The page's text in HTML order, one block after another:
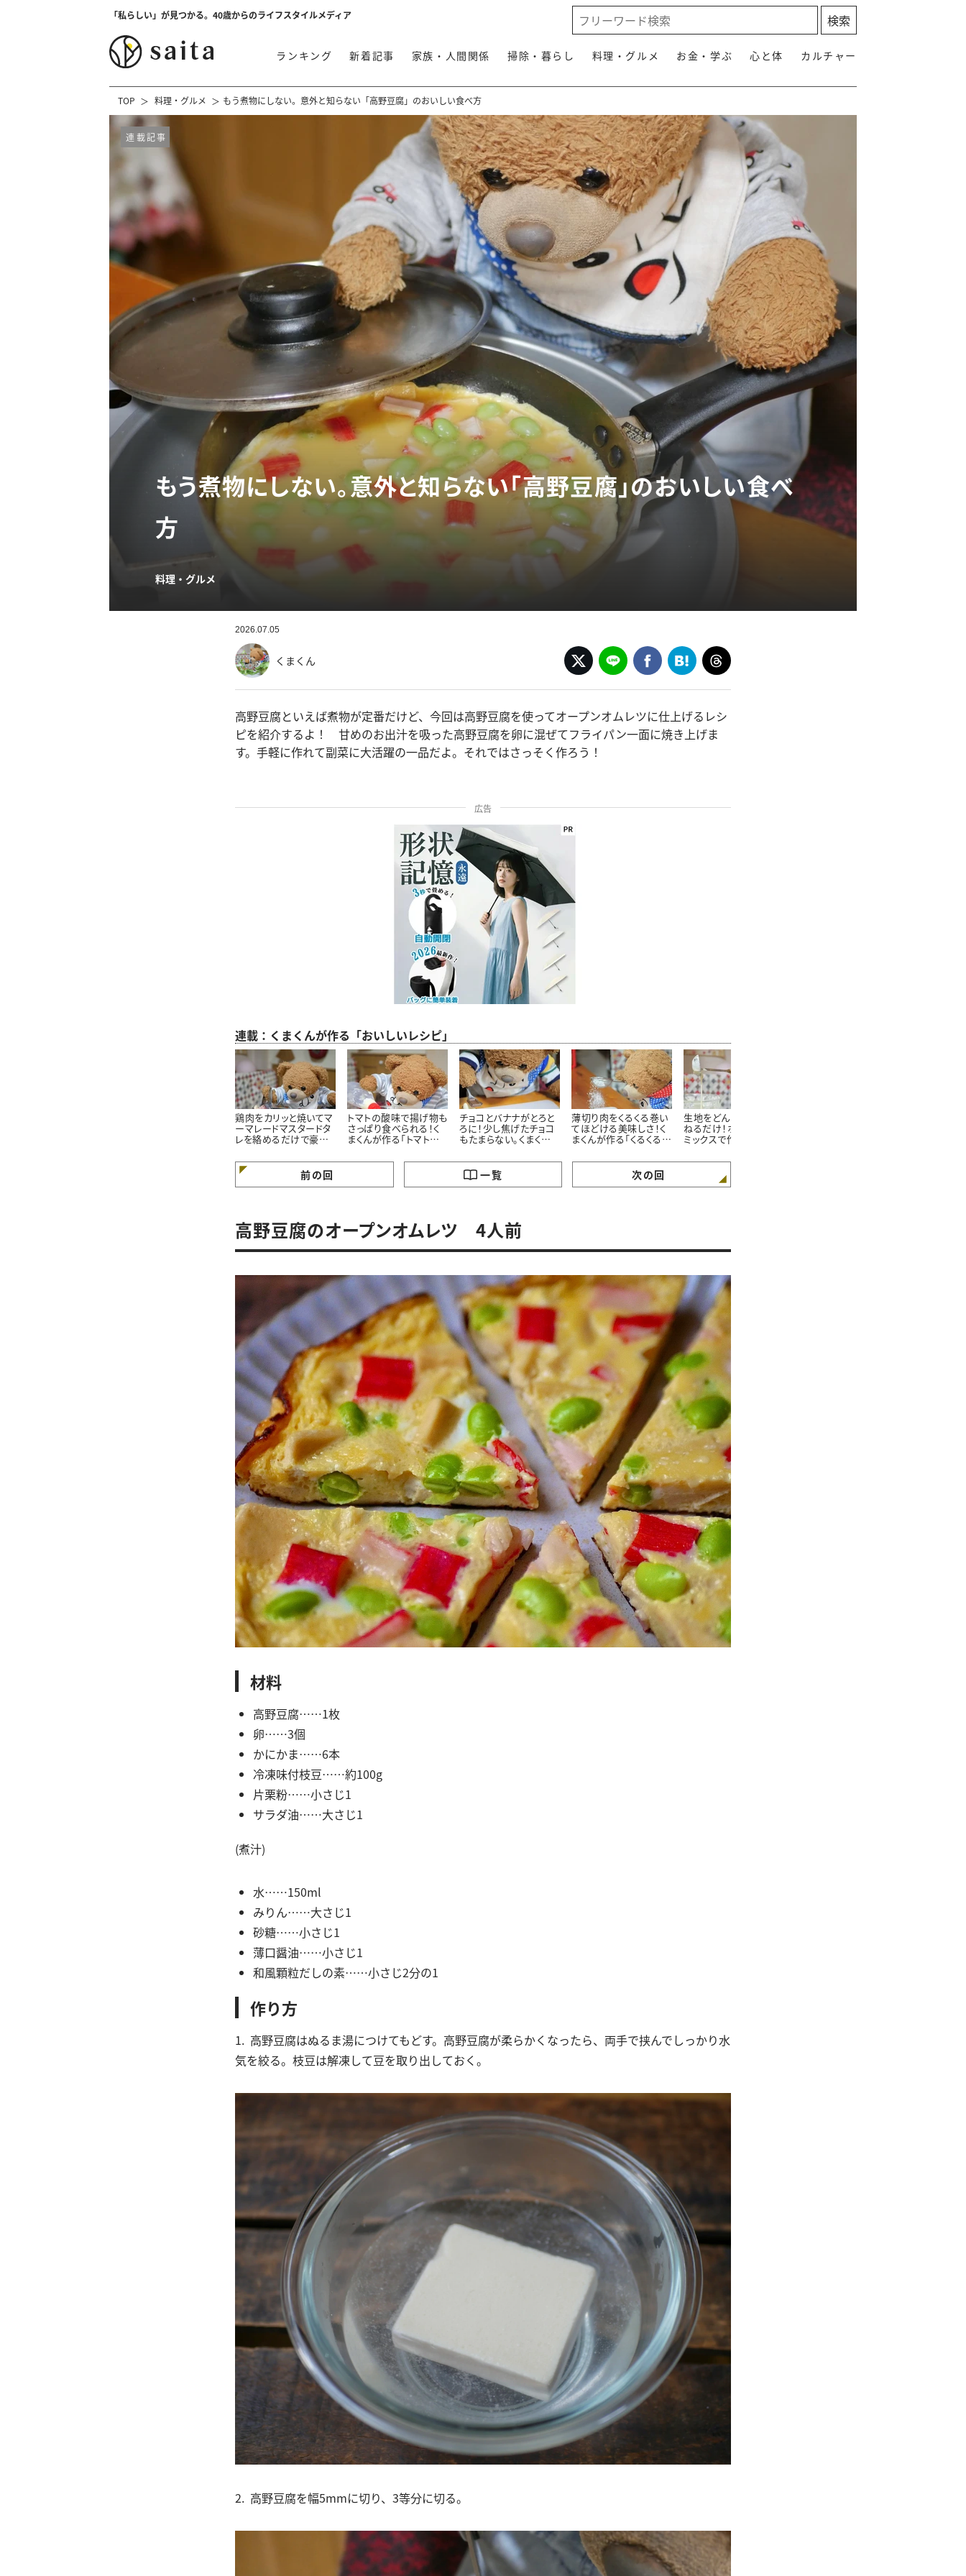
「私らしい」が見つかる。40歳からのライフスタイルメディア
ランキング 新着記事 家族・人間関係 掃除・暮らし 料理・グルメ お金・学ぶ 心と体 カルチャー
TOP 料理・グルメ もう煮物にしない。意外と知らない「高野豆腐」のおいしい食べ方
連載記事
もう煮物にしない。意外と知らない「高野豆腐」のおいしい食べ
方
料理・グルメ
2026.07.05
くまくん
高野豆腐といえば煮物が定番だけど、今回は高野豆腐を使ってオープンオムレツに仕上げるレシ
ピを紹介するよ！ 甘めのお出汁を吸った高野豆腐を卵に混ぜてフライパン一面に焼き上げま
す。手軽に作れて副菜に大活躍の一品だよ。それではさっそく作ろう！
広告
連載：くまくんが作る「おいしいレシピ」
鶏肉をカリッと焼いてマ
ーマレードマスタードタ
レを絡めるだけで豪華
る簡単鶏肉のマーマレ
ードマスタード焼きレシ
トマトの酸味で揚げ物も
さっぱり食べられる！く
まくんが作る「トマトタル
チョコとバナナがとろと
ろに！少し焦げたチョコ
もたまらない。くまくん
ナ」レシピ
薄切り肉をくるくる巻い
てほどける美味しさ！く
まくんが作る「くるくるチ
生地をどんどん焼き重
ねるだけ！ホットケーキ
ミックスで作れるくまく
ヘン」レシピ
前の回 一覧 次の回
高野豆腐のオープンオムレツ 4人前
材料
高野豆腐……1枚
卵……3個
かにかま……6本
冷凍味付枝豆……約100g
片栗粉……小さじ1
サラダ油……大さじ1
(煮汁)
水……150ml
みりん……大さじ1
砂糖……小さじ1
薄口醤油……小さじ1
和風顆粒だしの素……小さじ2分の1
作り方
1. 高野豆腐はぬるま湯につけてもどす。高野豆腐が柔らかくなったら、両手で挟んでしっかり水
気を絞る。枝豆は解凍して豆を取り出しておく。
2. 高野豆腐を幅5mmに切り、3等分に切る。